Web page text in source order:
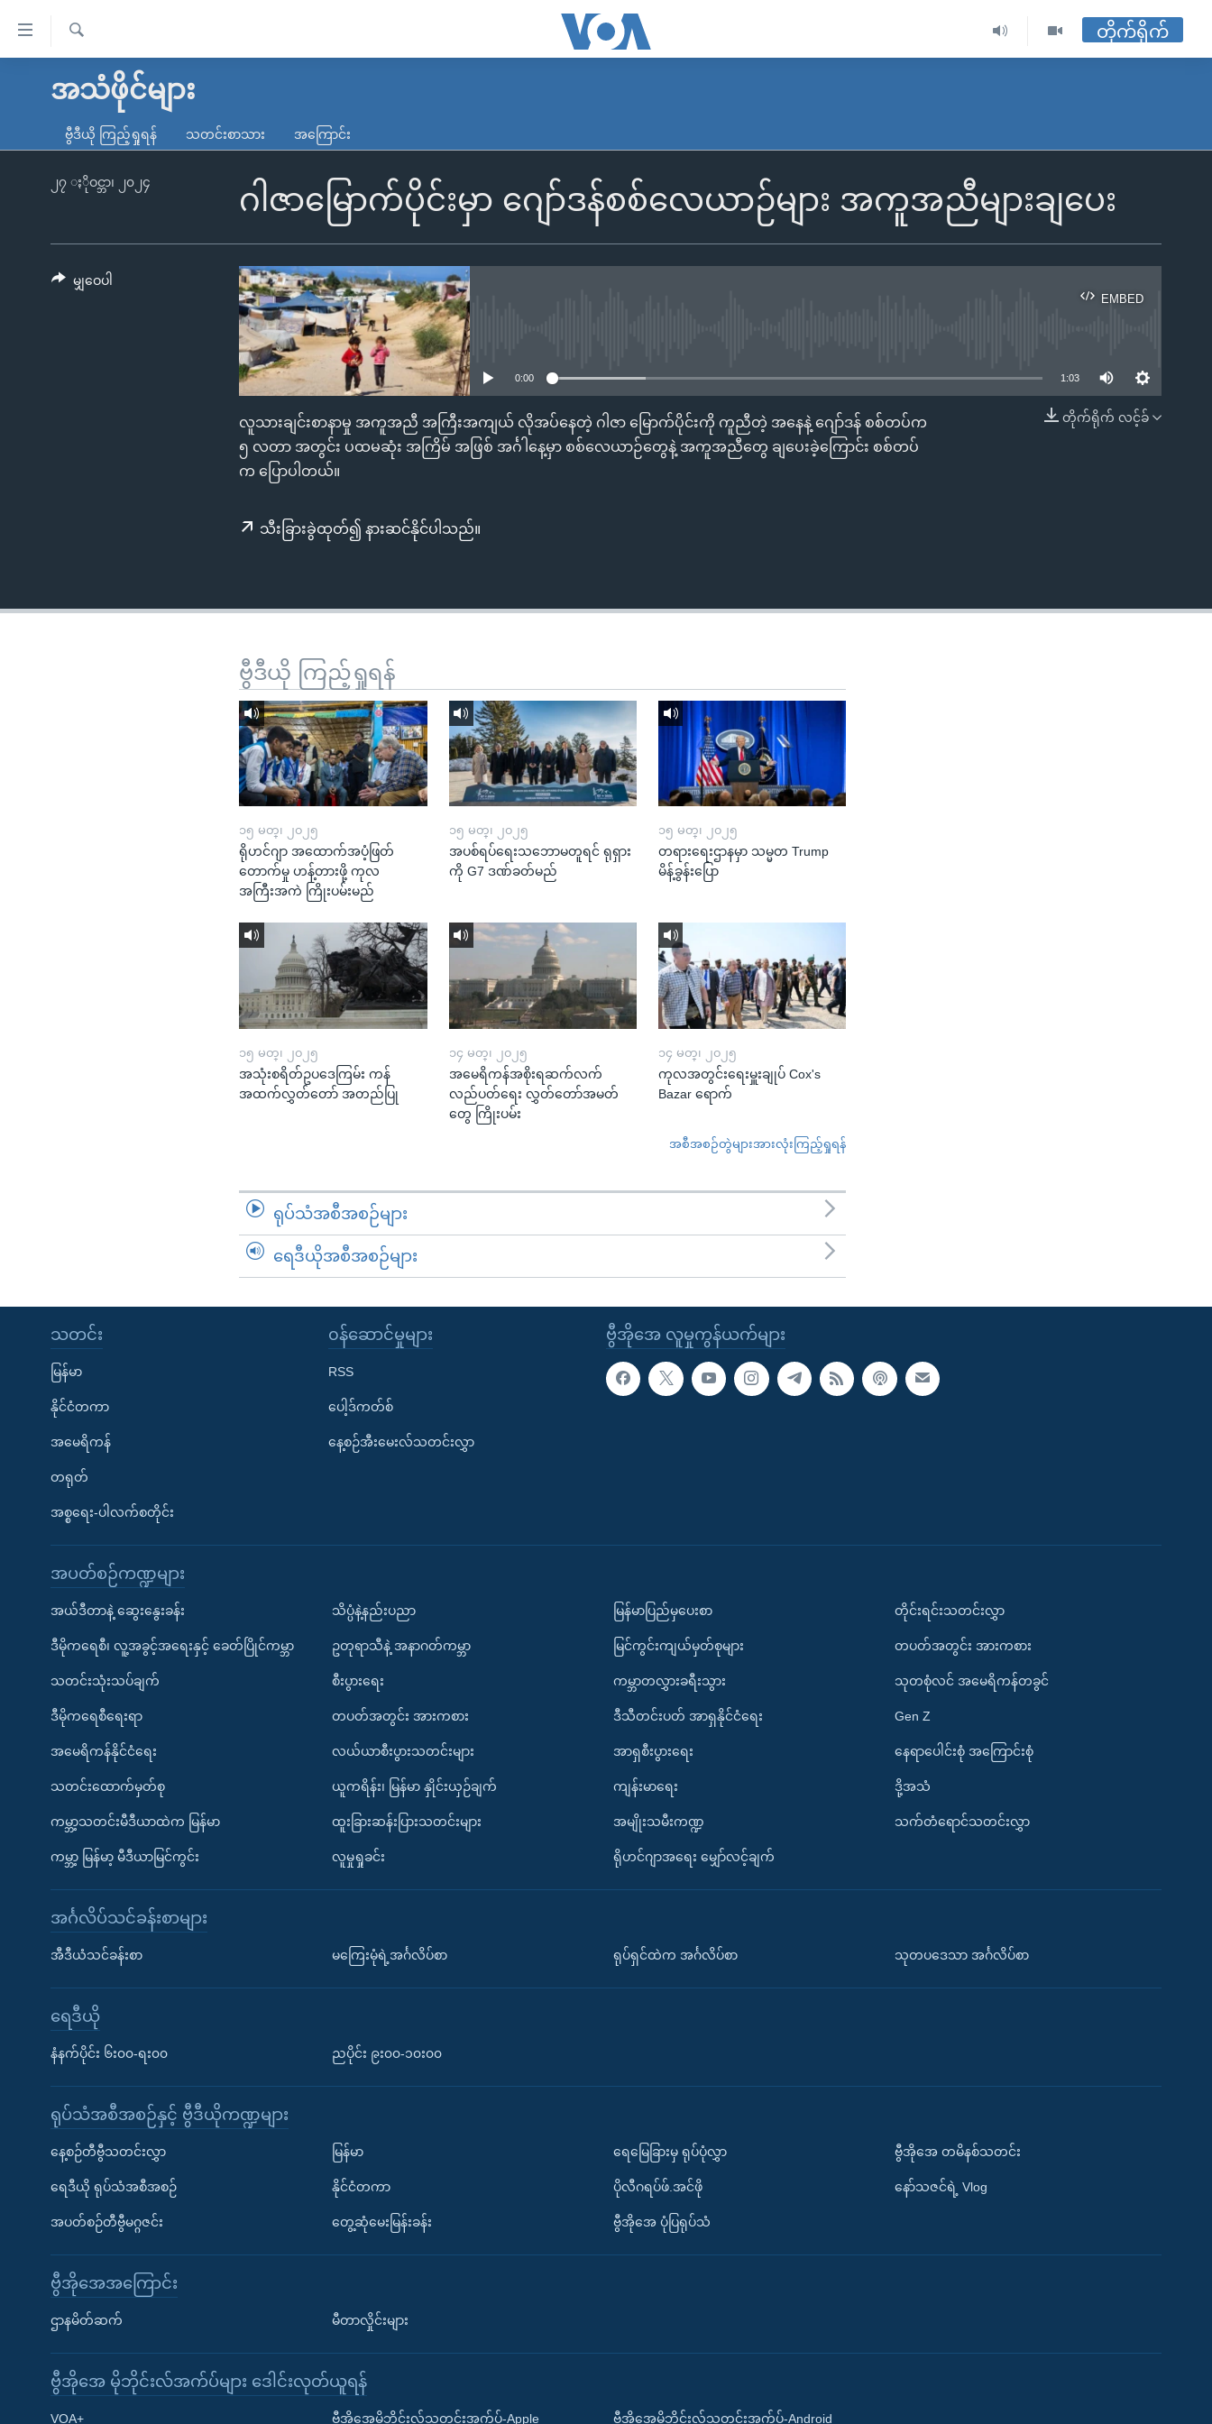
လွယ်ကူ
သည့်
မူလစာမျက်နှာ
ကမ္ဘာ့သတင်းများ
နိုင်ငံတကာ
တရုတ်
အစ္စရေး-ပါလက်စတိုင်း
ရပ်ဝန်းတခု လမ်းတခု အလွန်
အင်္ဂလိပ်စာလေ့လာမယ်
Learning English
ရ
တိုက်ရိုက်
အသံဖိုင်များ
ဗွီဒီယို ကြည့်ရှုရန် သတင်းစာသား အကြောင်း
ဂါဇာမြောက်ပိုင်းမှာ ဂျော်ဒန်စစ်လေယာဉ်များ အကူအညီများချပေး
၂၇ ႏိုဝင္ဘာ၊ ၂၀၂၄
EMBED
EMBED
0:00 1:03
တိုက်ရိုက် လင့်ခ်
လူသားချင်းစာနာမှု အကူအညီ အကြီးအကျယ် လိုအပ်နေတဲ့ ဂါဇာ မြောက်ပိုင်းကို ကူညီတဲ့ အနေနဲ့ ဂျော်ဒန် စစ်တပ်က
၅ လတာ အတွင်း ပထမဆုံး အကြိမ် အဖြစ် အင်္ဂါနေ့မှာ စစ်လေယာဉ်တွေနဲ့ အကူအညီတွေ ချပေးခဲ့ကြောင်း စစ်တပ်
က ပြောပါတယ်။
သီးခြားခွဲထုတ်၍ နားဆင်နိုင်ပါသည်။
မျှဝေပါ
ဗွီဒီယို ကြည့်ရှုရန်
၁၅ မတ္၊ ၂၀၂၅
ရိုဟင်ဂျာ အထောက်အပံ့ဖြတ်
တောက်မှု ဟန့်တားဖို့ ကုလ
အကြီးအကဲ ကြိုးပမ်းမည်
၁၅ မတ္၊ ၂၀၂၅
အပစ်ရပ်ရေးသဘောမတူရင် ရုရှား
ကို G7 ဒဏ်ခတ်မည်
၁၅ မတ္၊ ၂၀၂၅
တရားရေးဌာနမှာ သမ္မတ Trump
မိန့်ခွန်းပြော
၁၅ မတ္၊ ၂၀၂၅
အသုံးစရိတ်ဥပဒေကြမ်း ကန်
အထက်လွှတ်တော် အတည်ပြု
၁၄ မတ္၊ ၂၀၂၅
အမေရိကန်အစိုးရဆက်လက်
လည်ပတ်ရေး လွှတ်တော်အမတ်
တွေ ကြိုးပမ်း
၁၄ မတ္၊ ၂၀၂၅
ကုလအတွင်းရေးမှူးချုပ် Cox's
Bazar ရောက်
အစီအစဉ်တွဲများအားလုံးကြည့်ရှုရန်
ရုပ်သံအစီအစဉ်များ
ရေဒီယိုအစီအစဉ်များ
ဗွီအိုအေ လူမှုကွန်ယက်များ
သတင်း
မြန်မာ
နိုင်ငံတကာ
အမေရိကန်
တရုတ်
အစ္စရေး-ပါလက်စတိုင်း
၀န်ဆောင်မှုများ
RSS
ပေါ့ဒ်ကတ်စ်
နေ့စဉ်အီးမေးလ်သတင်းလွှာ
အပတ်စဉ်ကဏ္ဍများ
အယ်ဒီတာနဲ့ ဆွေးနွေးခန်း
ဒီမိုကရေစီ၊ လူ့အခွင့်အရေးနှင့် ခေတ်ပြိုင်ကမ္ဘာ
သတင်းသုံးသပ်ချက်
ဒီမိုကရေစီရေးရာ
အမေရိကန်နိုင်ငံရေး
သတင်းထောက်မှတ်စု
ကမ္ဘာ့သတင်းမီဒီယာထဲက မြန်မာ
ကမ္ဘာ့ မြန်မာ့ မီဒီယာမြင်ကွင်း
သိပ္ပံနဲ့နည်းပညာ
ဥတုရာသီနဲ့ အနာဂတ်ကမ္ဘာ
စီးပွားရေး
တပတ်အတွင်း အားကစား
လယ်ယာစီးပွားသတင်းများ
ယူကရိန်း၊ မြန်မာ နှိုင်းယှဉ်ချက်
ထူးခြားဆန်းပြားသတင်းများ
လူမှုရှုခင်း
မြန်မာပြည်မှပေးစာ
မြင်ကွင်းကျယ်မှတ်စုများ
ကမ္ဘာတလွှားခရီးသွား
ဒီသီတင်းပတ် အာရှနိုင်ငံရေး
အာရှစီးပွားရေး
ကျန်းမာရေး
အမျိုးသမီးကဏ္ဍ
ရိုဟင်ဂျာအရေး မျှော်လင့်ချက်
တိုင်းရင်းသတင်းလွှာ
တပတ်အတွင်း အားကစား
သုတစုံလင် အမေရိကန်တခွင်
Gen Z
နေရာပေါင်းစုံ အကြောင်းစုံ
ဒို့အသံ
သက်တံရောင်သတင်းလွှာ
အင်္ဂလိပ်သင်ခန်းစာများ
အီဒီယံသင်ခန်းစာ မကြေးမုံရဲ့အင်္ဂလိပ်စာ ရုပ်ရှင်ထဲက အင်္ဂလိပ်စာ သုတပဒေသာ အင်္ဂလိပ်စာ
ရေဒီယို
နံနက်ပိုင်း ၆း၀၀-ရး၀၀ ညပိုင်း ၉း၀၀-၁၀း၀၀
ရုပ်သံအစီအစဉ်နှင့် ဗွီဒီယိုကဏ္ဍများ
နေ့စဉ်တီဗွီသတင်းလွှာ
ရေဒီယို ရုပ်သံအစီအစဉ်
အပတ်စဉ်တီဗွီမဂ္ဂဇင်း
မြန်မာ
နိုင်ငံတကာ
တွေ့ဆုံမေးမြန်းခန်း
ရေမြေခြားမှ ရုပ်ပုံလွှာ
ပိုလီဂရပ်ဖ်.အင်ဖို
ဗွီအိုအေ ပုံပြရုပ်သံ
ဗွီအိုအေ တမိနစ်သတင်း
နော်သဇင်ရဲ့ Vlog
ဗွီအိုအေအကြောင်း
ဌာနမိတ်ဆက် မီတာလှိုင်းများ
ဗွီအိုအေ မိုဘိုင်းလ်အက်ပ်များ ဒေါင်းလုတ်ယူရန်
VOA+ ဗွီအိုအေမိုဘိုင်းလ်သတင်းအက်ပ်-Apple ဗွီအိုအေမိုဘိုင်းလ်သတင်းအက်ပ်-Android